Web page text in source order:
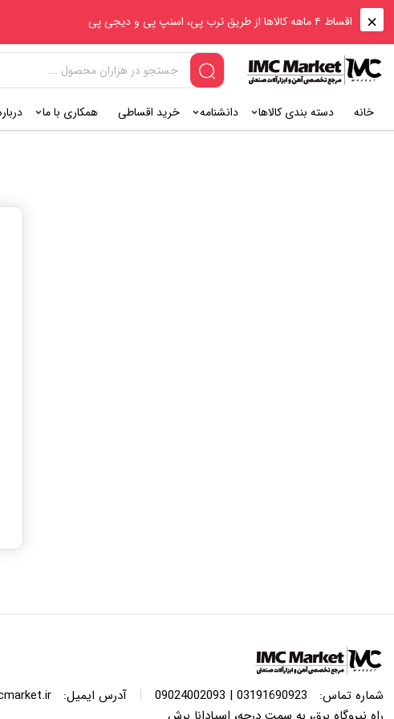
اقساط ۴ ماهه کالاها از طریق ترب پی، اسنپ پی و دیجی پی
خانه دسته بندی کالاها دانشنامه خرید اقساطی همکاری با ما
شماره تماس: 03191690923 | 09024002093
| آدرس ایمیل: